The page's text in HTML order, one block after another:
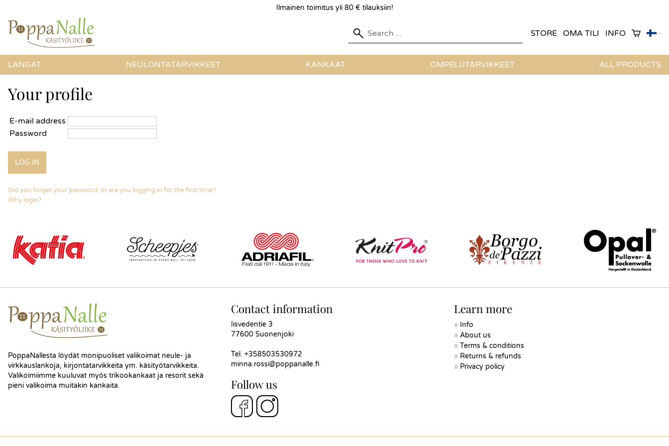
Ilmainen toimitus yli 80 € tilauksiin!
STORE OMA TILI INFO
LANGAT NEULONTATARVIKKEET KANKAAT OMPELUTARVIKKEET ALL PRODUCTS
Your profile
E-mail address
Password
Did you forget your password, or are you logging in for the first time?
Why login?
PoppaNallesta löydät monipuoliset valikoimat neule- ja
virkkauslankoja, kirjontatarvikkeita ym. käsityötarvikkeita.
Valikoimiimme kuuluvat myös trikookankaat ja resorit sekä
pieni valikoima muitakin kankaita.
Contact information
Iisvedentie 3
77600 Suonenjoki
Tel. +358503530972
minna.rossi@poppanalle.fi
Follow us
Learn more
Info
About us
Terms & conditions
Returns & refunds
Privacy policy